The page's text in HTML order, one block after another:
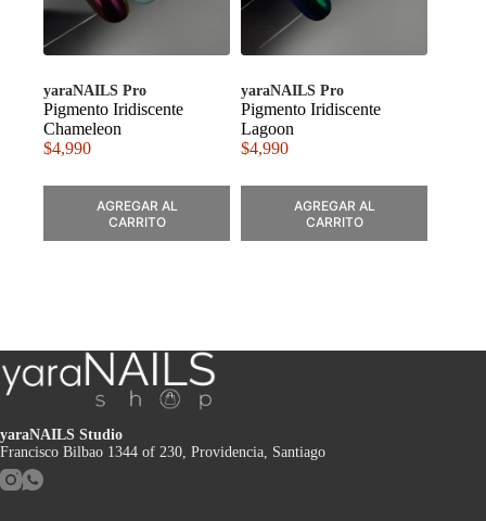
yaraNAILS Pro
Pigmento Iridiscente
Chameleon
$4,990
AGREGAR AL
CARRITO
yaraNAILS Pro
Pigmento Iridiscente
Lagoon
$4,990
AGREGAR AL
CARRITO
yaraNAILS Studio
Francisco Bilbao 1344 of 230, Providencia, Santiago